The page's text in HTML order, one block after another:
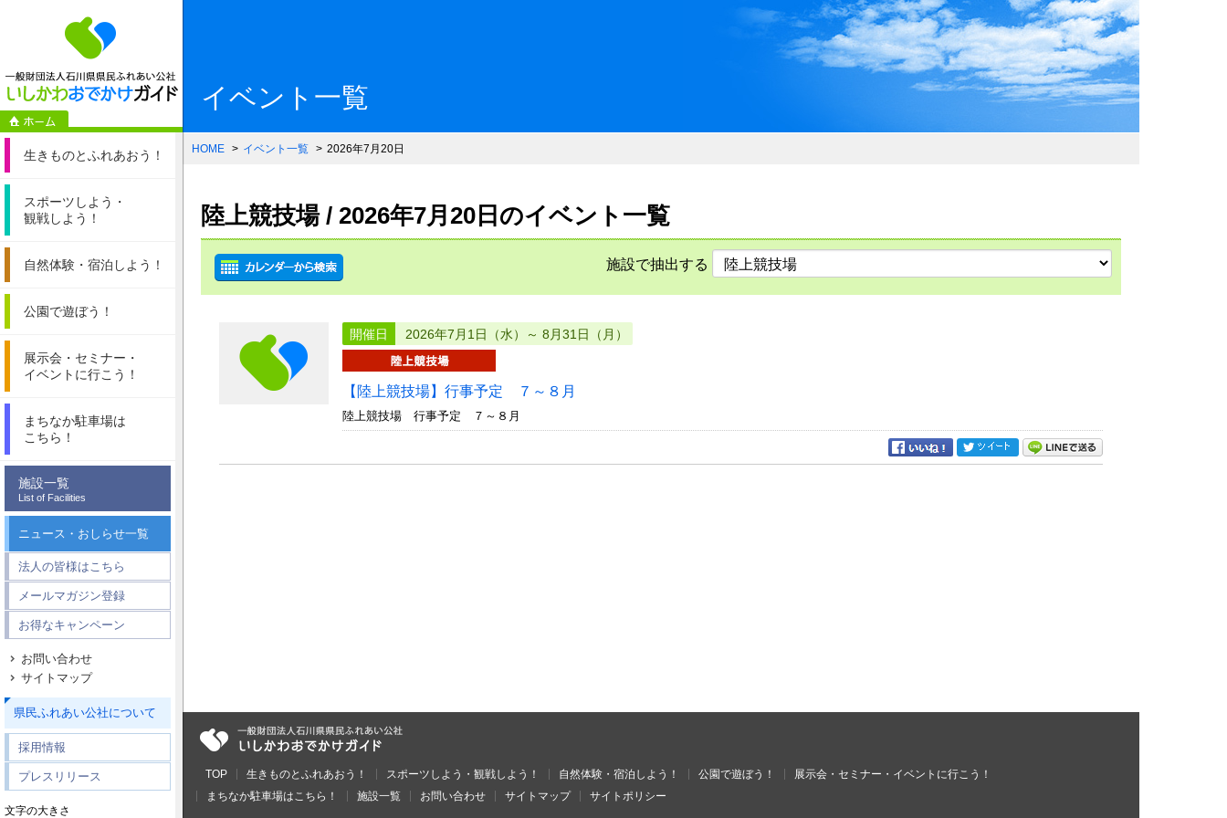
一般財団法人石川県県民ふれあい公社 いしかわおでかけガイド
生きものとふれあおう！
スポーツしよう・
観戦しよう！
自然体験・ 宿泊しよう！
公園で遊ぼう！
展示会・セミナー・
イベントに行こう！
まちなか駐車場は
こちら！
施設一覧
List of Facilities
ニュース・おしらせ一覧
法人の皆様はこちら
メールマガジン登録
お得なキャンペーン
お問い合わせ
サイトマップ
県民ふれあい公社について
採用情報
プレスリリース
文字の大きさ
イベント一覧
HOME イベント一覧 2026年7月20日
陸上競技場 / 2026年7月20日のイベント一覧
施設で抽出する
開催日 2026年7月1日（水）～ 8月31日（月）
【陸上競技場】行事予定 ７～８月
陸上競技場 行事予定 ７～８月
TOP 生きものとふれあおう！ スポーツしよう・観戦しよう！ 自然体験・宿泊しよう！ 公園で遊ぼう！
展示会・セミナー・イベントに行こう！
まちなか駐車場はこちら！
施設一覧 お問い合わせ サイトマップ サイトポリシー